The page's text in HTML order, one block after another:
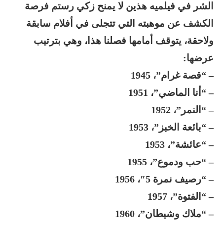
الشر في فيلميه هذين لا يمنح زكي رستم فرصة
الكشف عن موهبته التي تتجلى في أفلام سابقة
ولاحقة، يتوقف أمامها فصلنا هذا، وهي بترتيب
عرضها:
– “قصة غرام”، 1945
– “أنا الماضي”، 1951
– “النمر”، 1952
– “بائعة الخبز”، 1953
– “عائشة”، 1953
– “حب ودموع”، 1955
– “رصيف نمرة 5″، 1956
– “الفتوة”، 1957
– “ملاك وشيطان”، 1960